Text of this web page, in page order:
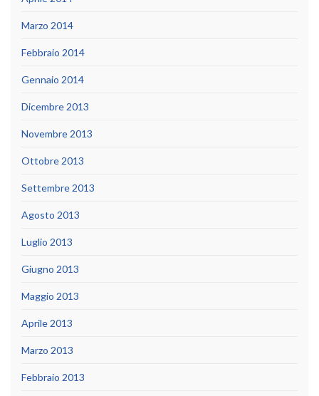
Marzo 2014
Febbraio 2014
Gennaio 2014
Dicembre 2013
Novembre 2013
Ottobre 2013
Settembre 2013
Agosto 2013
Luglio 2013
Giugno 2013
Maggio 2013
Aprile 2013
Marzo 2013
Febbraio 2013